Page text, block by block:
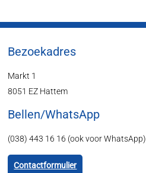
Bezoekadres
Markt 1
8051 EZ Hattem
Bellen/WhatsApp
(038) 443 16 16 (ook voor WhatsApp)
Contactformulier